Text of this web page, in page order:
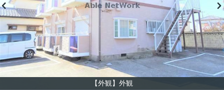
【外観】外観